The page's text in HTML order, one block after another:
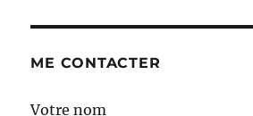
ME CONTACTER
Votre nom